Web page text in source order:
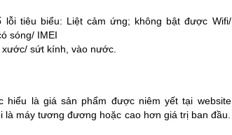
tiêu biểu: Liệt cảm ứng; không bật được Wifi/
sóng/ IMEI
sứt kính, vào nước.
là giá sản phẩm được niêm yết tại website
máy tương đương hoặc cao hơn giá trị ban đầu.